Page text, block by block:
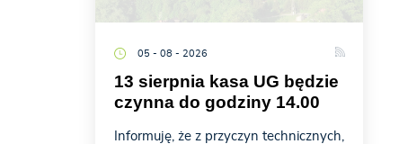
05 - 08 - 2026
13 sierpnia kasa UG będzie
czynna do godziny 14.00
Informuję, że z przyczyn technicznych,